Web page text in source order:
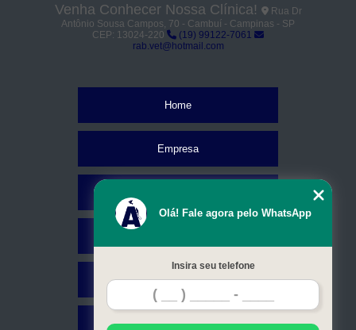
Venha Conhecer Nossa Clínica!
Rua Dr
Antônio Sousa Campos, 70 - Cambuí - Campinas - SP
CEP: 13024-220
(19) 99122-7061
rab.vet@hotmail.com
Home
Empresa
Contato
Mapa do site
Olá! Fale agora pelo WhatsApp
Insira seu telefone